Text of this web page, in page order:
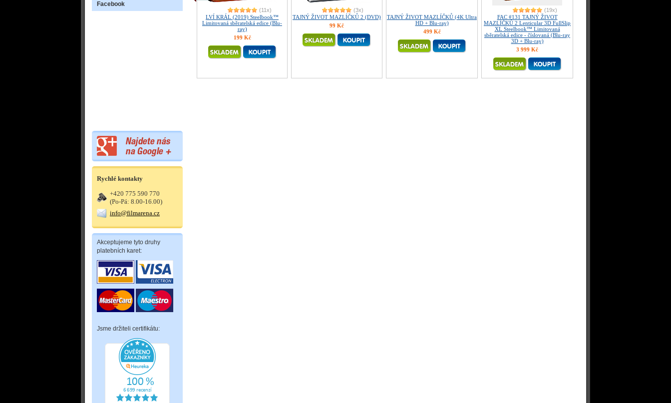
Facebook
Rychlé kontakty
+420 775 590 770
(Po-Pá: 8.00-16.00)
info@filmarena.cz
Akceptujeme tyto druhy
platebních karet:
Jsme držiteli certifikátu:
(11x)
LVÍ KRÁL (2019) Steelbook™
Limitovaná sběratelská edice (Blu-
ray)
199 Kč
(3x)
TAJNÝ ŽIVOT MAZLÍČKŮ 2 (DVD)
99 Kč
TAJNÝ ŽIVOT MAZLÍČKŮ (4K Ultra
HD + Blu-ray)
499 Kč
(19x)
FAC #131 TAJNÝ ŽIVOT
MAZLÍČKŮ 2 Lenticular 3D FullSlip
XL Steelbook™ Limitovaná
sběratelská edice - číslovaná (Blu-ray
3D + Blu-ray)
3 999 Kč